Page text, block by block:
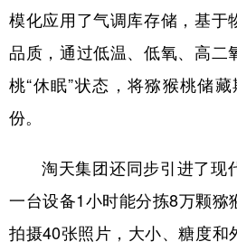
模化应用了气调库存储，基于
品质，通过低温、低氧、高二
桃“休眠”状态，将猕猴桃储
份。
淘天集团还同步引进了现
一台设备1小时能分拣8万颗猕
拍摄40张照片，大小、糖度和